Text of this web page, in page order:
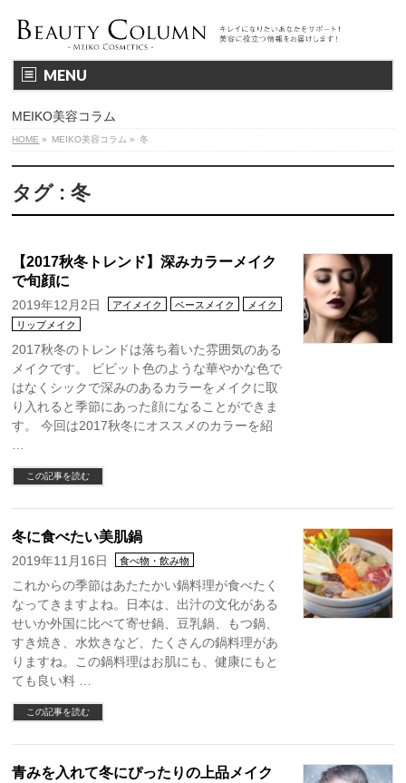
MENU
MEIKO美容コラム
HOME » MEIKO美容コラム » 冬
タグ : 冬
【2017秋冬トレンド】深みカラーメイク
で旬顔に
2019年12月2日 アイメイク ベースメイク
メイク
リップメイク
2017秋冬のトレンドは落ち着いた雰囲気のある
メイクです。 ビビット色のような華やかな色で
はなくシックで深みのあるカラーをメイクに取
り入れると季節にあった顔になることができま
す。 今回は2017秋冬にオススメのカラーを紹
この記事を読む
冬に食べたい美肌鍋
2019年11月16日 食べ物・飲み物
これからの季節はあたたかい鍋料理が食べたく
なってきますよね。日本は、出汁の文化がある
せいか外国に比べて寄せ鍋、豆乳鍋、もつ鍋、
すき焼き、水炊きなど、たくさんの鍋料理があ
りますね。この鍋料理はお肌にも、健康にもと
ても良い料 …
この記事を読む
青みを入れて冬にぴったりの上品メイク